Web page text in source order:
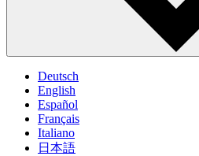
Deutsch
English
Español
Français
Italiano
日本語